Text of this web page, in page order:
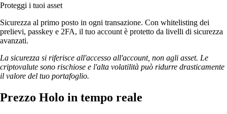
Proteggi i tuoi asset
Sicurezza al primo posto in ogni transazione. Con whitelisting dei
prelievi, passkey e 2FA, il tuo account è protetto da livelli di sicurezza
avanzati.
La sicurezza si riferisce all'accesso all'account, non agli asset. Le
criptovalute sono rischiose e l'alta volatilità può ridurre drasticamente
il valore del tuo portafoglio.
Prezzo Holo in tempo reale